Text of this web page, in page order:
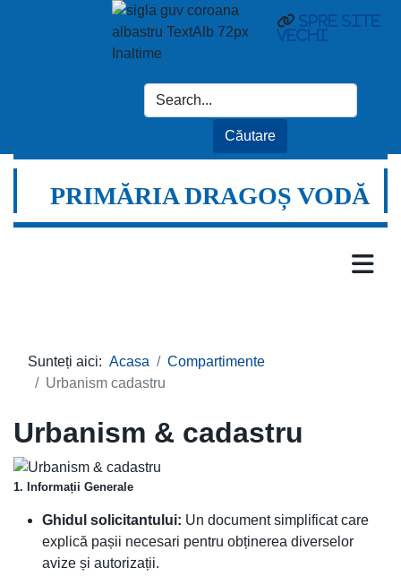
spre site
vechi
PRIMĂRIA DRAGOȘ VODĂ
Sunteți aici: Acasa
Compartimente
Urbanism cadastru
Urbanism & cadastru
1. Informații Generale
Ghidul solicitantului: Un document simplificat care
explică pașii necesari pentru obținerea diverselor
avize și autorizații.